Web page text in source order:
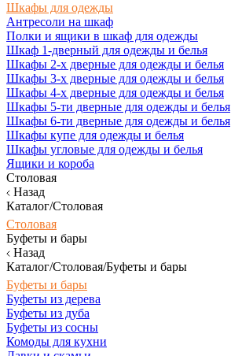
Шкафы для одежды
Антресоли на шкаф
Полки и ящики в шкаф для одежды
Шкаф 1-дверный для одежды и белья
Шкафы 2-х дверные для одежды и белья
Шкафы 3-х дверные для одежды и белья
Шкафы 4-х дверные для одежды и белья
Шкафы 5-ти дверные для одежды и белья
Шкафы 6-ти дверные для одежды и белья
Шкафы купе для одежды и белья
Шкафы угловые для одежды и белья
Ящики и короба
Столовая
Назад
Каталог/Столовая
Столовая
Буфеты и бары
Назад
Каталог/Столовая/Буфеты и бары
Буфеты и бары
Буфеты из дерева
Буфеты из дуба
Буфеты из сосны
Комоды для кухни